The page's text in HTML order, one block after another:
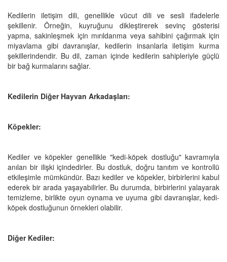
Kedilerin iletişim dili, genellikle vücut dili ve sesli ifadelerle
şekillenir. Örneğin, kuyruğunu dikleştirerek sevinç gösterisi
yapma, sakinleşmek için mırıldanma veya sahibini çağırmak için
miyavlama gibi davranışlar, kedilerin insanlarla iletişim kurma
şekillerindendir. Bu dil, zaman içinde kedilerin sahipleriyle güçlü
bir bağ kurmalarını sağlar.
Kedilerin Diğer Hayvan Arkadaşları:
Köpekler:
Kediler ve köpekler genellikle "kedi-köpek dostluğu" kavramıyla
anılan bir ilişki içindedirler. Bu dostluk, doğru tanıtım ve kontrollü
etkileşimle mümkündür. Bazı kediler ve köpekler, birbirlerini kabul
ederek bir arada yaşayabilirler. Bu durumda, birbirlerini yalayarak
temizleme, birlikte oyun oynama ve uyuma gibi davranışlar, kedi-
köpek dostluğunun örnekleri olabilir.
Diğer Kediler: